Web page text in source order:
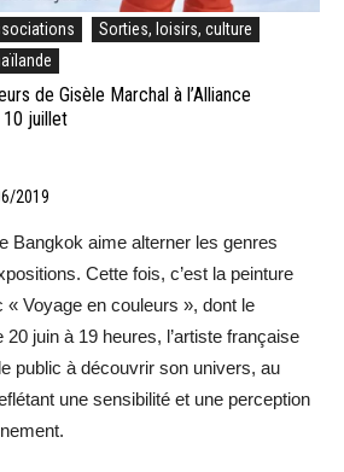
Sorties, loisirs, culture
de Gisèle Marchal à l’Alliance
10 juillet
2019
Bangkok aime alterner les genres
Cette fois, c’est la peinture
« Voyage en couleurs », dont le
juin à 19 heures, l’artiste française
public à découvrir son univers, au
une sensibilité et une perception